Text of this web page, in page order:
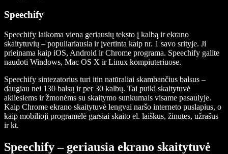
Speechify
Speechify laikoma viena geriausių teksto į kalbą ir ekrano
skaitytuvių – populiariausia ir įvertinta kaip nr. 1 savo srityje. Ji
prieinama kaip iOS, Android ir Chrome programa. Speechify galite
naudoti Windows, Mac OS X ir Linux kompiuteriuose.
Speechify sintezatorius turi itin natūraliai skambančius balsus –
daugiau nei 130 balsų ir per 30 kalbų. Tai puiki skaitytuvė
akliesiems ir žmonėms su skaitymo sunkumais visame pasaulyje.
Kaip Chrome ekrano skaitytuvė lengvai naršo interneto puslapius, o
kaip mobilioji programėlė garsiai skaito el. laiškus, žinutes, užrašus
ir kt.
Speechify – geriausia ekrano skaitytuvė